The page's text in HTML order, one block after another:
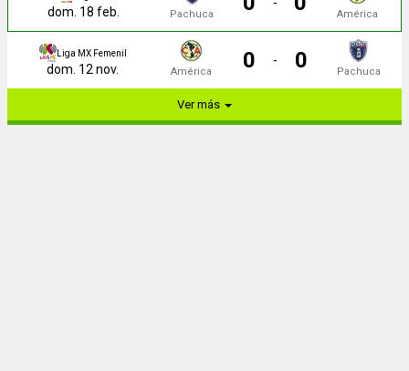
dom. 18 feb. Pachuca América
Liga MX Femenil
dom. 12 nov. América 0 - 0 Pachuca
Ver más